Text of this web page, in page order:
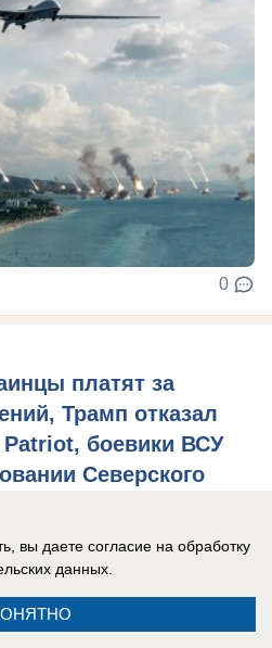
0
платят за
Трамп отказал
Patriot, боевики ВСУ
Северского
утро 7 августа 2026
вы даете согласие на обработку
данных.